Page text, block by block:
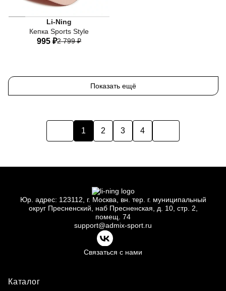
Li-Ning
Кепка Sports Style
995 ₽2 799 ₽
Показать ещё
1 2 3 4
Юр. адрес: 123112, г. Москва, вн. тер. г. муниципальный
округ Пресненский, наб Пресненская, д. 10, стр. 2,
помещ. 74
support@admix-sport.ru
Связаться с нами
Каталог